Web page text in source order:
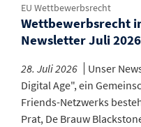
EU Wettbewerbsrecht
Wettbewerbsrecht
Newsletter Juli 2026
28. Juli 2026
Unser
Digital Age", ein
Friends-Netzwerks
Prat, De Brauw